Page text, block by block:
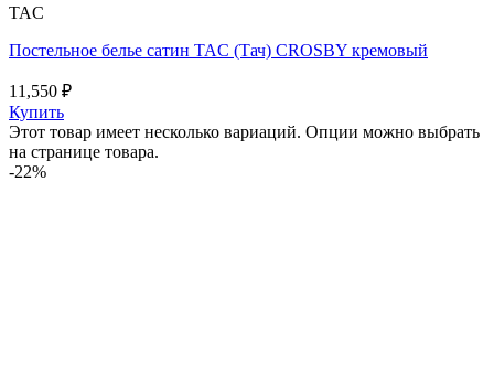
TAC
Постельное белье сатин TAC (Тач) CROSBY кремовый
11,550 ₽
Купить
Этот товар имеет несколько вариаций. Опции можно выбрать
на странице товара.
-22%